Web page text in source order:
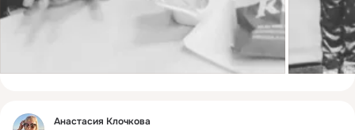
Фид
Анастасия Клочкова